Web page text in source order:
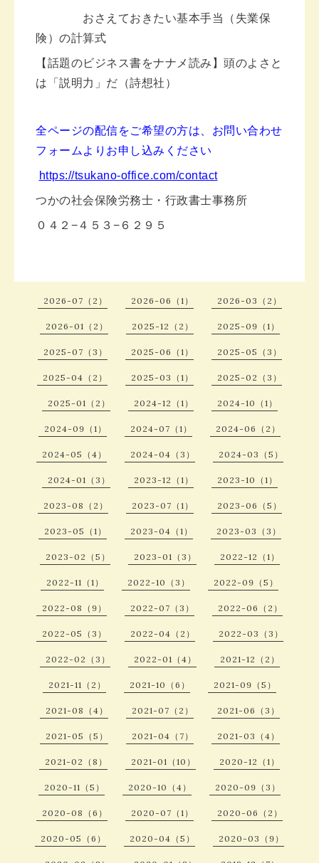
おさえておきたい基本手当（失業保
険）の計算式
【話題のビジネス書をナナメ読み】頭のよさと
は「説明力」だ（詩想社）
全ページの配信をご希望の方は、お問い合わせ
フォームよりお申し込みください
https://tsukano-office.com/contact
つかの社会保険労務士・行政書士事務所
０４２−４５３−６２９５
2026-07（2） 2026-06（1） 2026-03（2）
2026-01（2） 2025-12（2） 2025-09（1）
2025-07（3） 2025-06（1） 2025-05（3）
2025-04（2） 2025-03（1） 2025-02（3）
2025-01（2） 2024-12（1） 2024-10（1）
2024-09（1） 2024-07（1） 2024-06（2）
2024-05（4） 2024-04（3） 2024-03（5）
2024-01（3） 2023-12（1） 2023-10（1）
2023-08（2） 2023-07（1） 2023-06（5）
2023-05（1） 2023-04（1） 2023-03（3）
2023-02（5） 2023-01（3） 2022-12（1）
2022-11（1） 2022-10（3） 2022-09（5）
2022-08（9） 2022-07（3） 2022-06（2）
2022-05（3） 2022-04（2） 2022-03（3）
2022-02（3） 2022-01（4） 2021-12（2）
2021-11（2） 2021-10（6） 2021-09（5）
2021-08（4） 2021-07（2） 2021-06（3）
2021-05（5） 2021-04（7） 2021-03（4）
2021-02（8） 2021-01（10） 2020-12（1）
2020-11（5） 2020-10（4） 2020-09（3）
2020-08（6） 2020-07（1） 2020-06（2）
2020-05（6） 2020-04（5） 2020-03（9）